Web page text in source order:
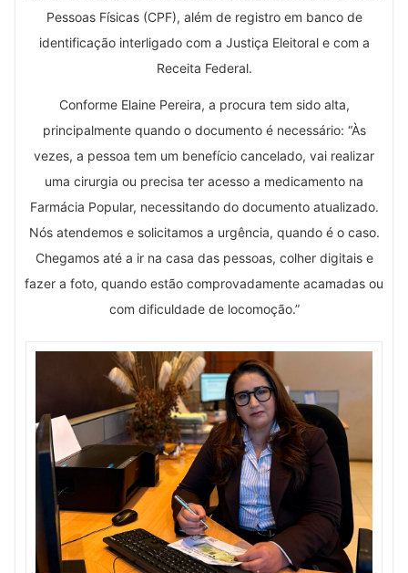
Pessoas Físicas (CPF), além de registro em banco de
identificação interligado com a Justiça Eleitoral e com a
Receita Federal.
Conforme Elaine Pereira, a procura tem sido alta,
principalmente quando o documento é necessário: “Às
vezes, a pessoa tem um benefício cancelado, vai realizar
uma cirurgia ou precisa ter acesso a medicamento na
Farmácia Popular, necessitando do documento atualizado.
Nós atendemos e solicitamos a urgência, quando é o caso.
Chegamos até a ir na casa das pessoas, colher digitais e
fazer a foto, quando estão comprovadamente acamadas ou
com dificuldade de locomoção.”